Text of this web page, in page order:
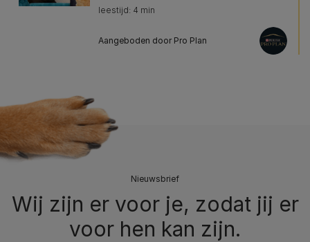
leestijd: 4 min
Aangeboden door Pro Plan
Nieuwsbrief
Wij zijn er voor je, zodat jij er
voor hen kan zijn.